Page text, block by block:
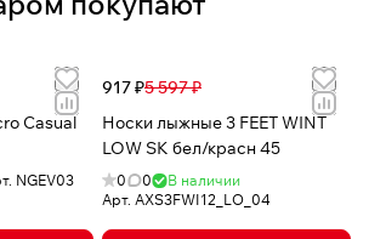
Casual
NGEV03
917 ₽5 597 ₽
Носки лыжные 3 FEET WINT
LOW SK бел/красн 45
0 0
В наличии
Арт. AXS3FWI12_LO_04